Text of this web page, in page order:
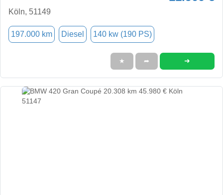
Köln, 51149
197.000 km Diesel 140 kw (190 PS)
★ ➦ ➜